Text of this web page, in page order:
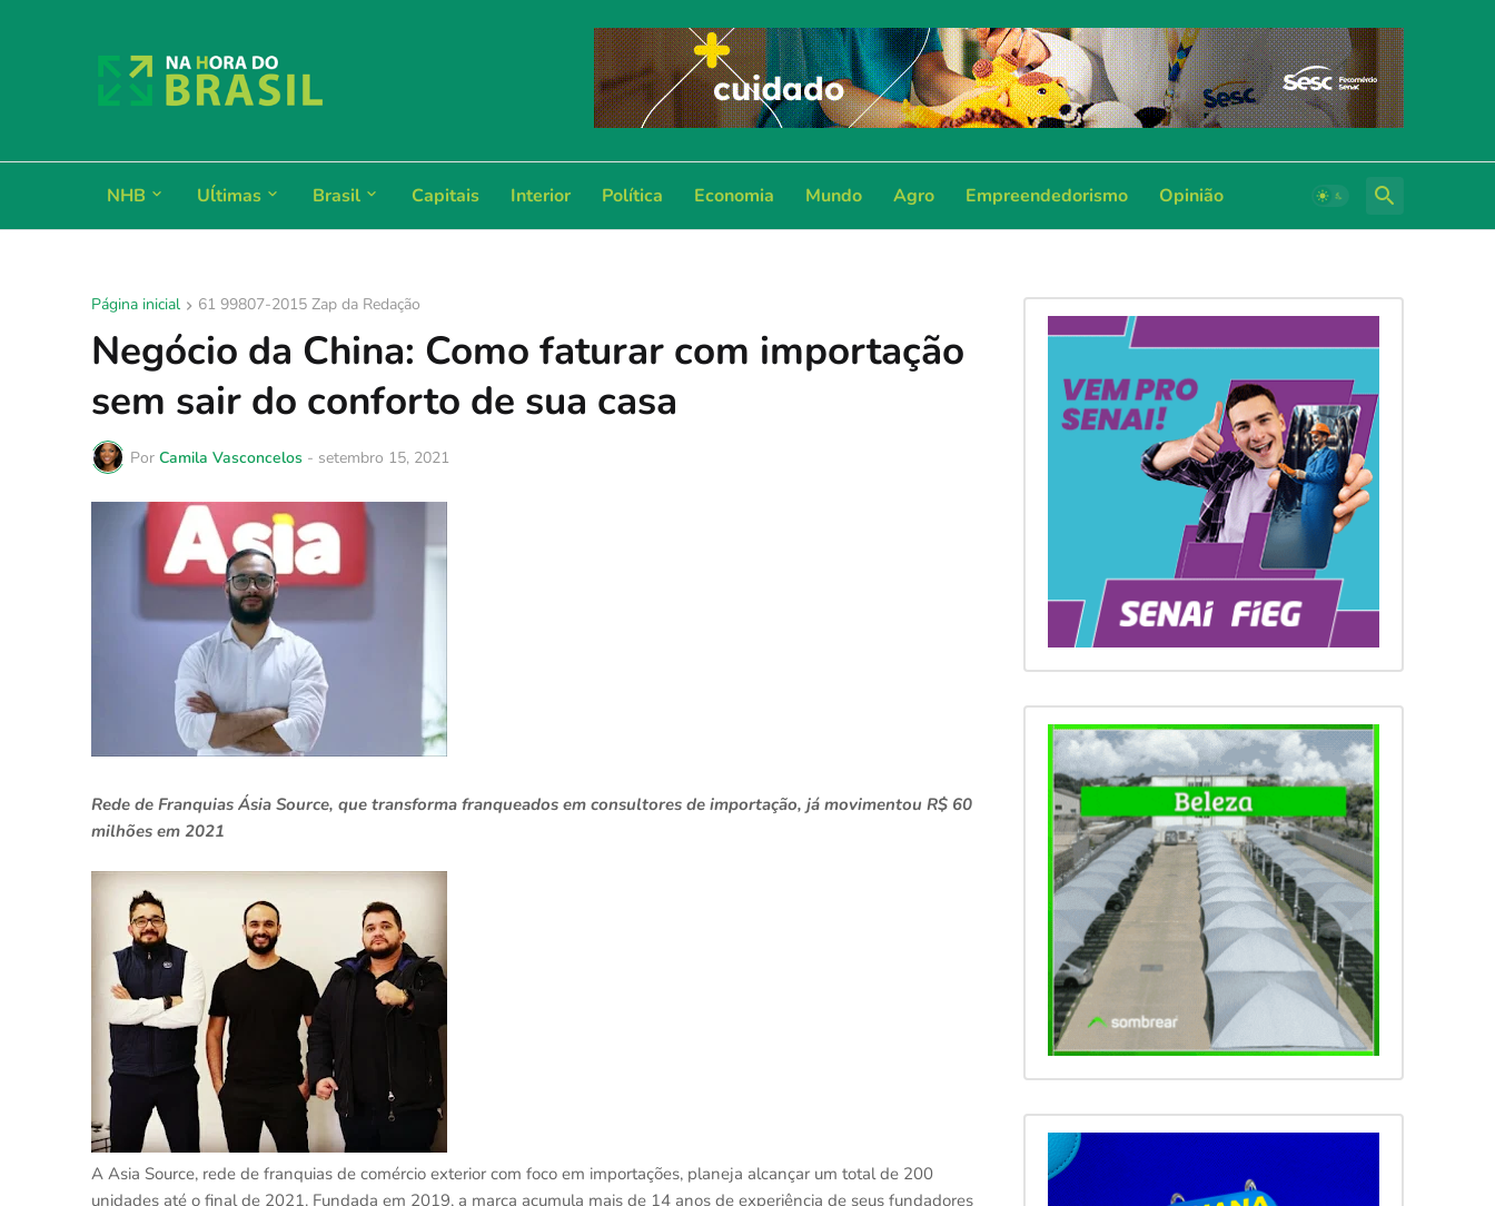
NHB Uĺtimas Brasil Capitais Interior Política Economia Mundo Agro Empreendedorismo Opinião
Página inicial 61 99807-2015 Zap da Redação
Negócio da China: Como faturar com importação
sem sair do conforto de sua casa
Por Camila Vasconcelos - setembro 15, 2021
Rede de Franquias Ásia Source, que transforma franqueados em consultores de importação, já movimentou R$ 60
milhões em 2021
A Asia Source, rede de franquias de comércio exterior com foco em importações, planeja alcançar um total de 200
unidades até o final de 2021. Fundada em 2019, a marca acumula mais de 14 anos de experiência de seus fundadores